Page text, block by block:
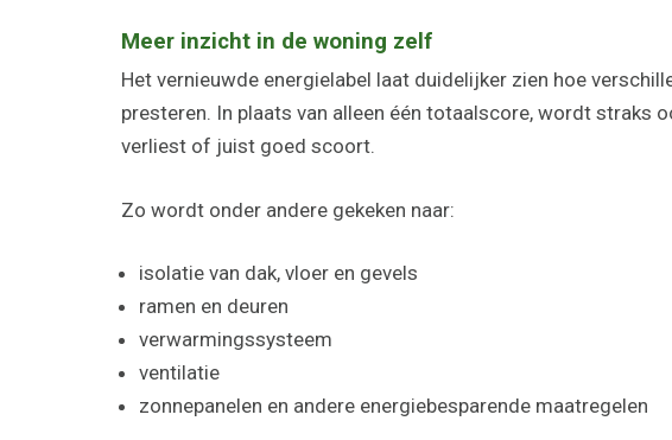
Meer inzicht in de woning zelf
Het vernieuwde energielabel laat duidelijker zien hoe
presteren. In plaats van alleen één totaalscore, wordt straks
verliest of juist goed scoort.
Zo wordt onder andere gekeken naar:
isolatie van dak, vloer en gevels
ramen en deuren
verwarmingssysteem
ventilatie
zonnepanelen en andere energiebesparende maatregelen